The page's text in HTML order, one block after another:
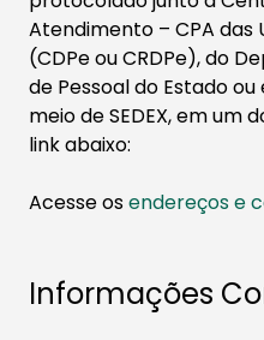
Atendimento – CPA das
(CDPe ou CRDPe), do
de Pessoal do Estado
meio de SEDEX, em um
link abaixo:​
Acesse osendereços e
Informações